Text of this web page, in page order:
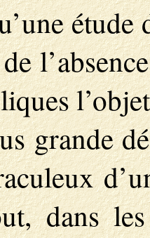
étude
grande
dans